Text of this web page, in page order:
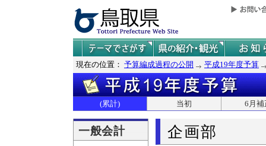
現在の位置： 予算編成過程の公開 平成19年度予算
(累計) 当初 6月補
一般会計 企画部